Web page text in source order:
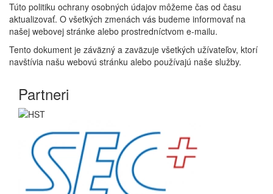
Túto politiku ochrany osobných údajov môžeme čas od času
aktualizovať. O všetkých zmenách vás budeme informovať na
našej webovej stránke alebo prostredníctvom e-mailu.
Tento dokument je záväzný a zaväzuje všetkých užívateľov, ktorí
navštívia našu webovú stránku alebo používajú naše služby.
Partneri